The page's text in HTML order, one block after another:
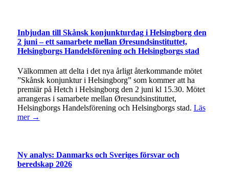
Inbjudan till Skånsk konjunkturdag i Helsingborg den
2 juni – ett samarbete mellan Øresundsinstituttet,
Helsingborgs Handelsförening och Helsingborgs stad
Välkommen att delta i det nya årligt återkommande mötet
”Skånsk konjunktur i Helsingborg” som kommer att ha
premiär på Hetch i Helsingborg den 2 juni kl 15.30. Mötet
arrangeras i samarbete mellan Øresundsinstituttet,
Helsingborgs Handelsförening och Helsingborgs stad. Läs
mer →
Ny analys: Danmarks och Sveriges försvar och
beredskap 2026